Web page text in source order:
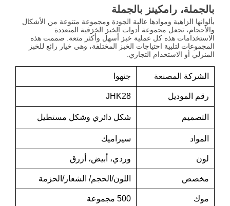
بالجملة، رامكينز بالجملة
بألوانها الزاهية وموادها عالية الجودة ومجموعة متنوعة من الأشكال
والأحجام، تجعل مجموعة أدوات الخبز الخزفية المتعددة
الاستخدامات هذه كل عملية خبز أسهل وأكثر متعة. صممت هذه
المجموعات لتلبية احتياجات الخبز المختلفة، وهي خيار رائع للخبز
المنزلي أو الاستخدام التجاري.
الشركة المصنعة جنهوا
رقم الموديل JHK28
التصميم شكل دائري وشكل مستطيل
المواد سيراميك
لون وردي، أبيض، أزرق
مخصص اللون/الحجم/ الشعار/الحزمة
موك 500 مجموعة